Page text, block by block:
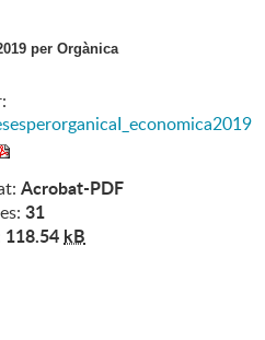
per Orgànica
Acrobat-PDF
31
118.54 kB